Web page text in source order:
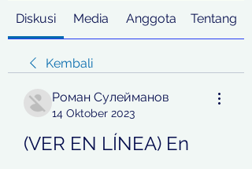
Diskusi Media Anggota Tentang
Kembali
Роман Сулейманов
14 Oktober 2023
(VER EN LÍNEA) En